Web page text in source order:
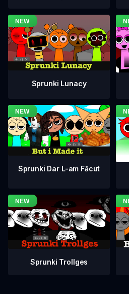
Sprunki Lunacy
Sprunki Dar L-am Făcut
Sprunki Trollges